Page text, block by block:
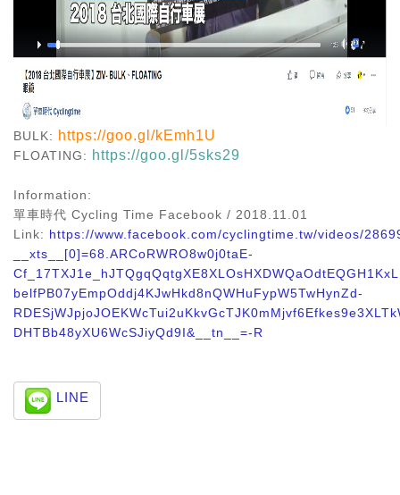
BULK: https://goo.gl/kEmh1U
FLOATING: https://goo.gl/5sks29
Information:
單車時代 Cycling Time Facebook / 2018.11.01
Link: https://www.facebook.com/cyclingtime.tw/videos/
__xts__[0]=68.ARCoRWRO8w0j0taE-
belfPB07yEmpOddj4KJwHkd8nQWHuFypW5TwHynZd-
DHTBb48yXU6WcSJiyQd9I&__tn__=-R​
LINE